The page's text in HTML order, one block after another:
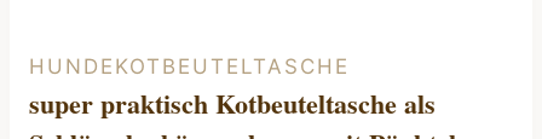
HUNDEKOTBEUTELTASCHE
super praktisch Kotbeuteltasche als